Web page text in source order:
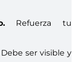
Refuerza tu
ser visible y